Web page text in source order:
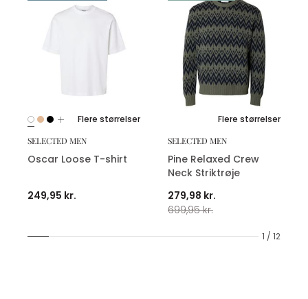
1 / 12
Flere størrelser
SELECTED MEN
Oscar Loose T-shirt
249,95 kr.
Flere størrelser
SELECTED MEN
Pine Relaxed Crew
Neck Striktrøje
279,98 kr.
699,95 kr.